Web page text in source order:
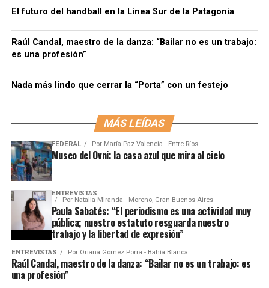
El futuro del handball en la Línea Sur de la Patagonia
Raúl Candal, maestro de la danza: “Bailar no es un trabajo:
es una profesión”
Nada más lindo que cerrar la “Porta” con un festejo
MÁS LEÍDAS
FEDERAL Por María Paz Valencia - Entre Ríos
Museo del Ovni: la casa azul que mira al cielo
ENTREVISTAS
Por Natalia Miranda - Moreno, Gran Buenos Aires
Paula Sabatés: “El periodismo es una actividad muy
pública; nuestro estatuto resguarda nuestro
trabajo y la libertad de expresión”
ENTREVISTAS Por Oriana Gómez Porra - Bahía Blanca
Raúl Candal, maestro de la danza: “Bailar no es un trabajo: es
una profesión”